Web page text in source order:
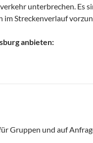
unterbrechen. Es
im Streckenverlauf
anbieten:
Gruppen und auf